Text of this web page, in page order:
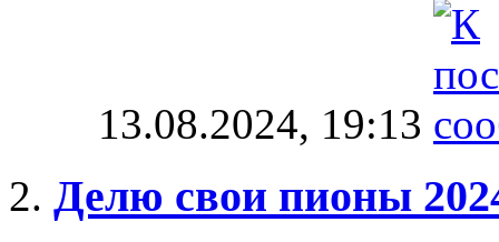
13.08.2024, 19:13
Делю свои пионы